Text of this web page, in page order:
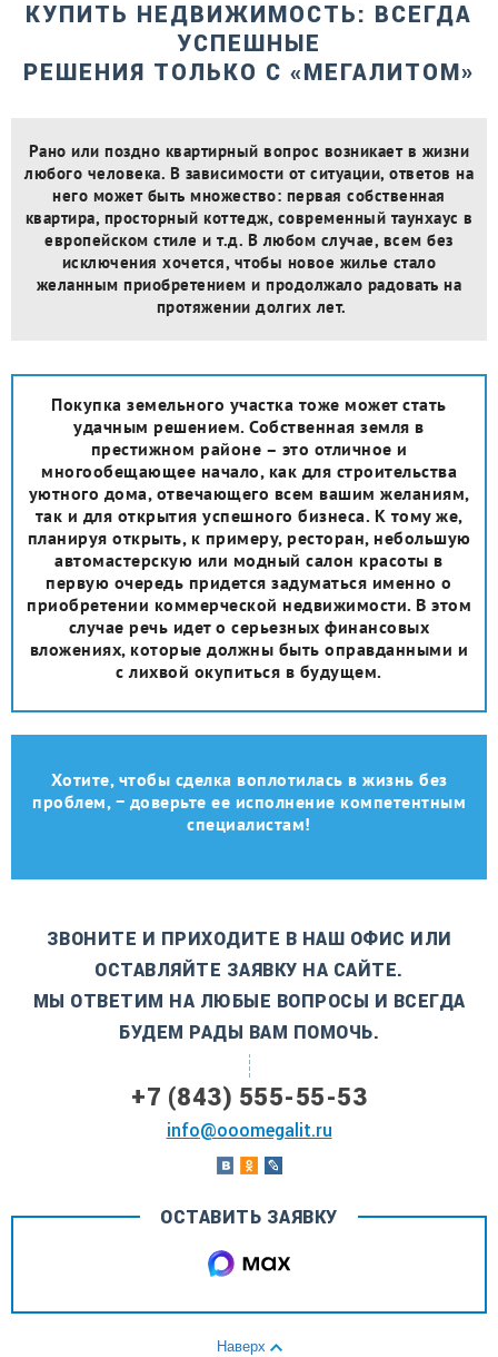
КУПИТЬ НЕДВИЖИМОСТЬ: ВСЕГДА
УСПЕШНЫЕ
РЕШЕНИЯ ТОЛЬКО С «МЕГАЛИТОМ»
Рано или поздно квартирный вопрос возникает в жизни
любого человека. В зависимости от ситуации, ответов на
него может быть множество: первая собственная
квартира, просторный коттедж, современный таунхаус в
европейском стиле и т.д. В любом случае, всем без
исключения хочется, чтобы новое жилье стало
желанным приобретением и продолжало радовать на
протяжении долгих лет.
Покупка земельного участка тоже может стать
удачным решением. Собственная земля в
престижном районе – это отличное и
многообещающее начало, как для строительства
уютного дома, отвечающего всем вашим желаниям,
так и для открытия успешного бизнеса. К тому же,
планируя открыть, к примеру, ресторан, небольшую
автомастерскую или модный салон красоты в
первую очередь придется задуматься именно о
приобретении коммерческой недвижимости. В этом
случае речь идет о серьезных финансовых
вложениях, которые должны быть оправданными и
с лихвой окупиться в будущем.
Хотите, чтобы сделка воплотилась в жизнь без
проблем, − доверьте ее исполнение компетентным
специалистам!
ЗВОНИТЕ И ПРИХОДИТЕ В НАШ ОФИС ИЛИ
ОСТАВЛЯЙТЕ ЗАЯВКУ НА САЙТЕ.
МЫ ОТВЕТИМ НА ЛЮБЫЕ ВОПРОСЫ И ВСЕГДА
БУДЕМ РАДЫ ВАМ ПОМОЧЬ.
+7 (843) 555-55-53
info@ooomegalit.ru
ОСТАВИТЬ ЗАЯВКУ
Наверх